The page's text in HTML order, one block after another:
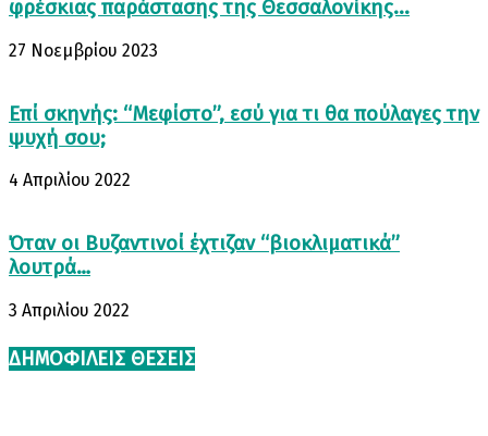
φρέσκιας παράστασης της Θεσσαλονίκης...
27 Νοεμβρίου 2023
Επί σκηνής: “Μεφίστο”, εσύ για τι θα πούλαγες την
ψυχή σου;
4 Απριλίου 2022
Όταν οι Βυζαντινοί έχτιζαν “βιοκλιματικά”
λουτρά…
3 Απριλίου 2022
ΔΗΜΟΦΙΛΕΊΣ ΘΈΣΕΙΣ